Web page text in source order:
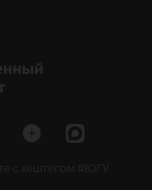
с хештегом #ЮГУ